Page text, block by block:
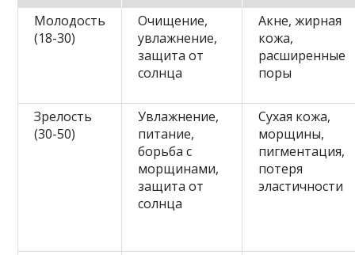
Молодость
(18-30)
Очищение,
увлажнение,
защита от
солнца
Акне, жирная
кожа,
расширенные
поры
Зрелость
(30-50)
Увлажнение,
питание,
борьба с
морщинами,
защита от
солнца
Сухая кожа,
морщины,
пигментация,
потеря
эластичности